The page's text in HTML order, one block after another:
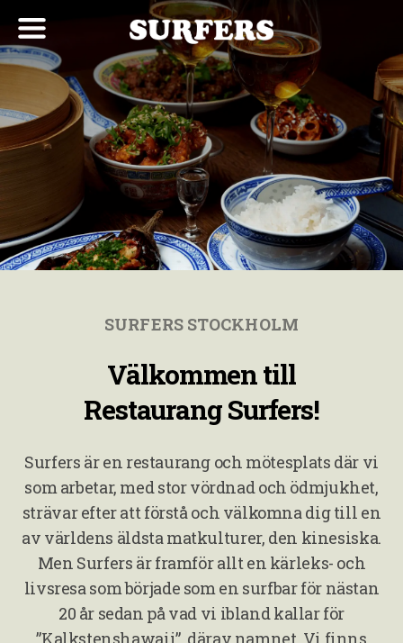
SURFERS STOCKHOLM
Välkommen till
Restaurang Surfers!
Surfers är en restaurang och mötesplats där vi
som arbetar, med stor vördnad och ödmjukhet,
strävar efter att förstå och välkomna dig till en
av världens äldsta matkulturer, den kinesiska.
Men Surfers är framför allt en kärleks- och
livsresa som började som en surfbar för nästan
20 år sedan på vad vi ibland kallar för
”Kalkstenshawaii”, därav namnet. Vi finns